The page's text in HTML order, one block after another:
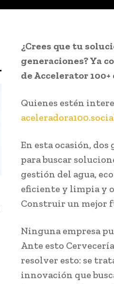
¿Crees que tu
generaciones? Ya
de Accelerator 100+
Quienes estén
En esta ocasión,
para buscar
gestión del agua,
eficiente y limpia y
Construir un mejor
Ninguna empresa
Ante esto
resolver esto: se
innovación que